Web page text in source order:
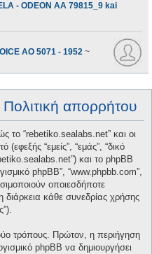
- ODEON AA 79815_9 kai
AO 5071 - 1952 ~
απορρήτου
το “rebetiko.sealabs.net” και οι
(εφεξής “εμείς”, “εμάς”, “δικό
και το phpBB
phpBB”, “www.phpbb.com”,
οποιεσδήποτε
κάθε συνεδρίας χρήσης
τρόπους. Πρώτον, η περιήγηση
phpBB να δημιουργήσει